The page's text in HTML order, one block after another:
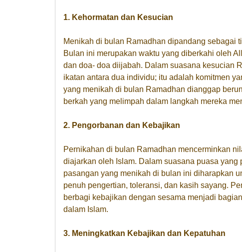
1. Kehormatan dan Kesucian
Menikah di bulan Ramadhan dipandang sebagai
Bulan ini merupakan waktu yang diberkahi oleh
dan doa- doa diijabah. Dalam suasana kesucian
ikatan antara dua individu; itu adalah komitmen
yang menikah di bulan Ramadhan dianggap
berkah yang melimpah dalam langkah mereka
2. Pengorbanan dan Kebajikan
Pernikahan di bulan Ramadhan mencerminkan
diajarkan oleh Islam. Dalam suasana puasa
pasangan yang menikah di bulan ini diharapkan
penuh pengertian, toleransi, dan kasih sayang.
berbagi kebajikan dengan sesama menjadi
dalam Islam.
3. Meningkatkan Kebajikan dan Kepatuhan